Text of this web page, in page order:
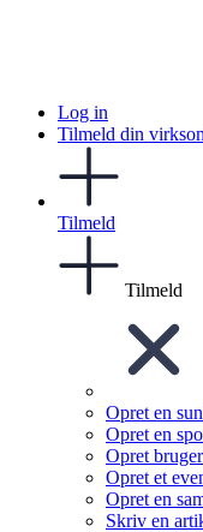
Log in
Tilmeld din
Tilmeld
Tilmeld
Opret en
Opret en
Opret
Opret et
Opret en
Skriv en